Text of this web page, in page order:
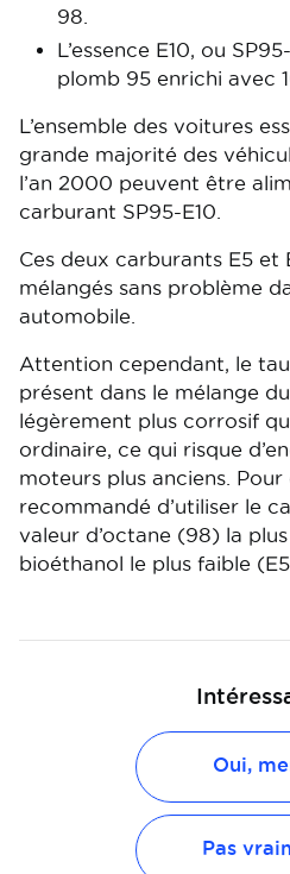
98.
L’essence E10, ou
plomb 95 enrichi avec
L’ensemble des voitures
grande majorité des
l’an 2000 peuvent être
carburant SP95-E10.
Ces deux carburants E5 et
mélangés sans problème
automobile.
Attention cependant, le
présent dans le mélange
légèrement plus corrosif
ordinaire, ce qui risque
moteurs plus anciens.
recommandé d’utiliser le
valeur d’octane (98) la
bioéthanol le plus faible
Oui,
Pas